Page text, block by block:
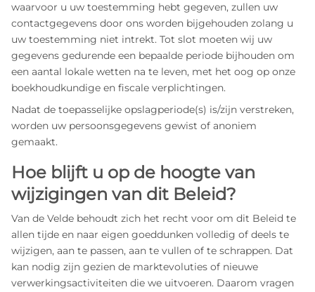
waarvoor u uw toestemming hebt gegeven, zullen uw
contactgegevens door ons worden bijgehouden zolang u
uw toestemming niet intrekt. Tot slot moeten wij uw
gegevens gedurende een bepaalde periode bijhouden om
een aantal lokale wetten na te leven, met het oog op onze
boekhoudkundige en fiscale verplichtingen.
Nadat de toepasselijke opslagperiode(s) is/zijn verstreken,
worden uw persoonsgegevens gewist of anoniem
gemaakt.
Hoe blijft u op de hoogte van
wijzigingen van dit Beleid?
Van de Velde behoudt zich het recht voor om dit Beleid te
allen tijde en naar eigen goeddunken volledig of deels te
wijzigen, aan te passen, aan te vullen of te schrappen. Dat
kan nodig zijn gezien de marktevoluties of nieuwe
verwerkingsactiviteiten die we uitvoeren. Daarom vragen